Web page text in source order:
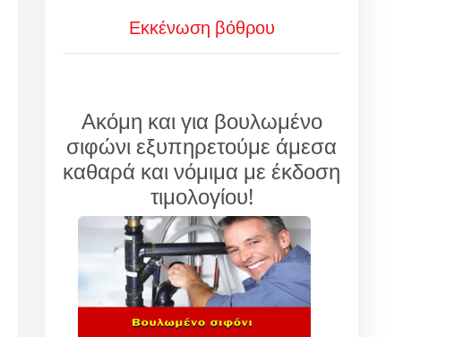
Εκκένωση βόθρου
Ακόμη και για βουλωμένο
σιφώνι εξυπηρετούμε άμεσα
καθαρά και νόμιμα με έκδοση
τιμολογίου!